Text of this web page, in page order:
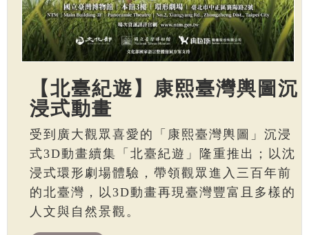
【北臺紀遊】康熙臺灣輿圖沉
浸式動畫
受到廣大觀眾喜愛的「康熙臺灣輿圖」沉浸
式3D動畫續集「北臺紀遊」隆重推出；以沈
浸式環形劇場體驗，帶領觀眾進入三百年前
的北臺灣，以3D動畫再現臺灣豐富且多樣的
人文與自然景觀。